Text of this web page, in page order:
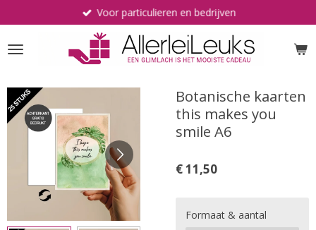
direct
naar
de
Voor particulieren en bedrijven
Botanische kaarten
this makes you
smile A6
€ 11,50
Formaat & aantal